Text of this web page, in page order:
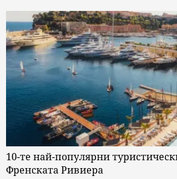
10-те най-популярни
Френската Ривиера